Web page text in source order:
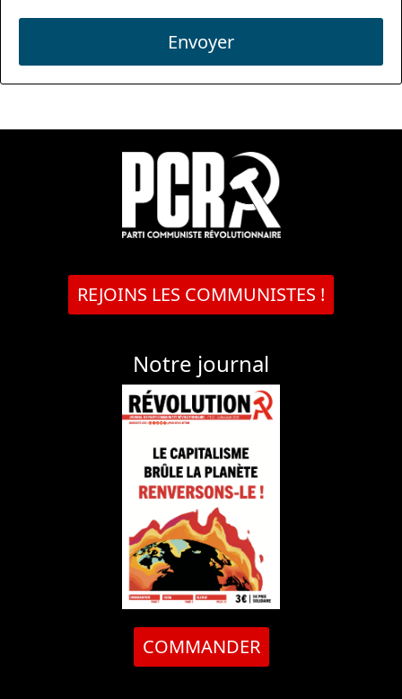
Envoyer
REJOINS LES COMMUNISTES !
Notre journal
COMMANDER